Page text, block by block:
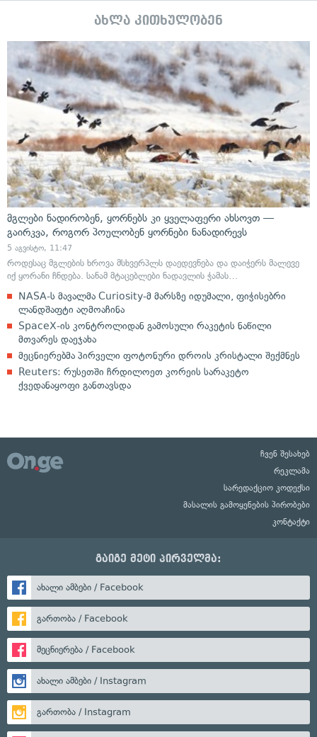
ახლა კითხულობენ
მგლები ნადირობენ, ყორნებს კი ყველაფერი ახსოვთ —
გაირკვა, როგორ პოულობენ ყორნები ნანადირევს
5 აგვისტო, 11:47
როდესაც მგლების ხროვა მსხვერპლს დაედევნება და დაიჭერს მალევე
იქ ყორანი ჩნდება. სანამ მტაცებლები ნადავლის ჭამას…
NASA-ს მავალმა Curiosity-მ მარსზე იდუმალი, ფიჭისებრი
ლანდშაფტი აღმოაჩინა
SpaceX-ის კონტროლიდან გამოსული რაკეტის ნაწილი
მთვარეს დაეჯახა
მეცნიერებმა პირველი ფოტონური დროის კრისტალი შექმნეს
Reuters: რუსეთში ჩრდილოეთ კორეის სარაკეტო
ქვედანაყოფი განთავსდა
ჩვენ შესახებ
რეკლამა
სარედაქციო კოდექსი
მასალის გამოყენების პირობები
კონტაქტი
გაიგე მეტი პირველმა:
ახალი ამბები / Facebook
გართობა / Facebook
მეცნიერება / Facebook
ახალი ამბები / Instagram
გართობა / Instagram